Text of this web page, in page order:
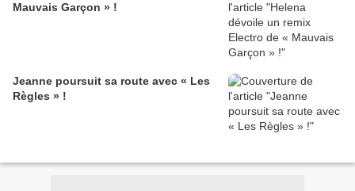
Mauvais Garçon » !
Jeanne poursuit sa route avec « Les
Règles » !